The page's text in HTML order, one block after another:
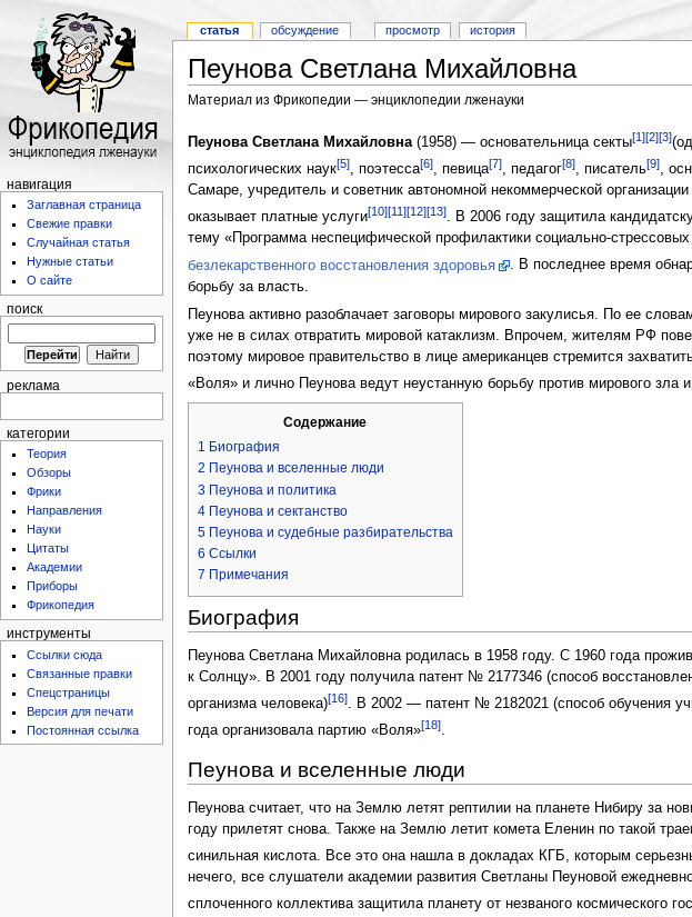
статья обсуждение просмотр история
навигация
Заглавная страница
Свежие правки
Случайная статья
Нужные статьи
О сайте
поиск
реклама
категории
Теория
Обзоры
Фрики
Направления
Науки
Цитаты
Академии
Приборы
Фрикопедия
инструменты
Ссылки сюда
Связанные правки
Спецстраницы
Версия для печати
Постоянная ссылка
Пеунова Светлана Михайловна
Материал из Фрикопедии — энциклопедии лженауки
Пеунова Светлана Михайловна(1958) — основательница секты[1][2][3]
психологических наук[5], поэтесса[6], певица[7], педагог[8], писатель[9],
Самаре, учредитель и советник автономной некоммерческой
оказывает платные услуги[10][11][12][13]. В 2006 году защитила
тему «Программа неспецифической профилактики социально-
безлекарственного восстановления здоровья
. В последнее время
борьбу за власть.
Пеунова активно разоблачает заговоры мирового закулисья. По ее
уже не в силах отвратить мировой катаклизм. Впрочем, жителям РФ
поэтому мировое правительство в лице американцев стремится
«Воля» и лично Пеунова ведут неустанную борьбу против мирового зла
Содержание
1 Биография
2 Пеунова и вселенные люди
3 Пеунова и политика
4 Пеунова и сектанство
5 Пеунова и судебные разбирательства
6 Ссылки
7 Примечания
Биография
Пеунова Светлана Михайловна родилась в 1958 году. C 1960 года
к Солнцу». В 2001 году получила патент № 2177346 (способ
организма человека)[16]. В 2002 — патент № 2182021 (способ обучения
года организовала партию «Воля»[18].
Пеунова и вселенные люди
Пеунова считает, что на Землю летят рептилии на планете Нибиру за
году прилетят снова. Также на Землю летит комета Еленин по такой
синильная кислота. Все это она нашла в докладах КГБ, которым
нечего, все слушатели академии развития Светланы Пеуновой
сплоченного коллектива защитила планету от незваного космического